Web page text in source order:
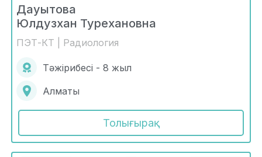
Дауытова
Юлдузхан Турехановна
ПЭТ-КТ | Радиология
Тәжірибесі - 8 жыл
Алматы
Толығырақ